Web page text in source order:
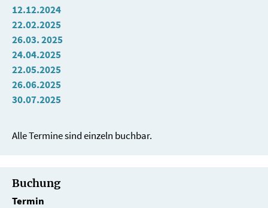
12.12.2024
22.02.2025
26.03. 2025
24.04.2025
22.05.2025
26.06.2025
30.07.2025
Alle Termine sind einzeln buchbar.
Buchung
Termin